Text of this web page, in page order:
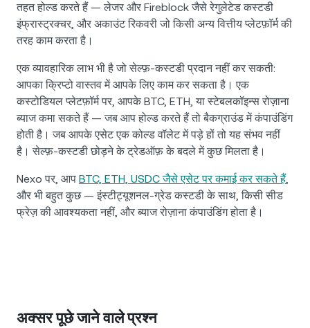
तहत होल्ड करते हैं — लेजर और Fireblock जैसे रेगुलेटेड कस्टडी
इंफ्रास्ट्रक्चर, और अकाउंट रिकवरी जो किसी अन्य वित्तीय प्लेटफ़ॉर्म की
तरह काम करता है।
एक व्यावहारिक लाभ भी है जो सेल्फ़-कस्टडी प्रदान नहीं कर सकती:
आपका क्रिप्टो वास्तव में आपके लिए काम कर सकता है। एक
कस्टोडियल प्लेटफ़ॉर्म पर, आपके BTC, ETH, या स्टेबलकॉइन्स रोज़ाना
ब्याज कमा सकते हैं — जब आप होल्ड करते हैं तो बैकग्राउंड में कंपाउंडिंग
होती है। जब आपके एसेट एक कोल्ड वॉलेट में पड़े हों तो यह संभव नहीं
है। सेल्फ़-कस्टडी छोड़ने के ट्रेडऑफ़ के बदले में कुछ मिलता है।
Nexo पर, आप BTC, ETH, USDC जैसे एसेट पर कमाई कर सकते हैं,
और भी बहुत कुछ — इंस्टीट्यूशनल-ग्रेड कस्टडी के साथ, किसी सीड
फ्रेज़ की आवश्यकता नहीं, और ब्याज रोज़ाना कंपाउंडिंग होता है।
अक्सर पूछे जाने वाले प्रश्न